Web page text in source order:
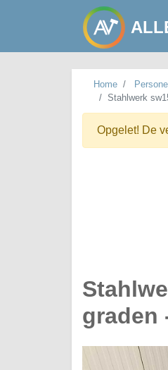
Home
Stahlwerk
Opgelet! De
graden